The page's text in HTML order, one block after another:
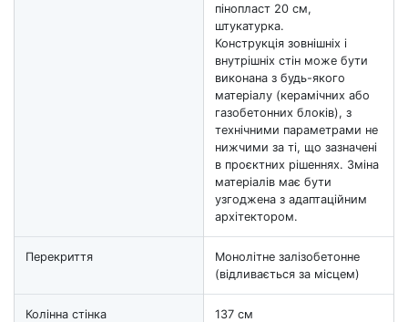
пінопласт 20 см,
штукатурка.
Конструкція зовнішніх і
внутрішніх стін може бути
виконана з будь-якого
матеріалу (керамічних або
газобетонних блоків), з
технічними параметрами не
нижчими за ті, що зазначені
в проєктних рішеннях. Зміна
матеріалів має бути
узгоджена з адаптаційним
архітектором.
Перекриття
Монолітне залізобетонне
(відливається за місцем)
Колінна стінка 137 см